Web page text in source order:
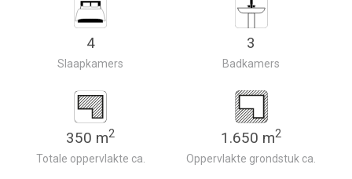
4
Slaapkamers
3
Badkamers
350 m2
Totale oppervlakte ca.
1.650 m2
Oppervlakte grondstuk ca.